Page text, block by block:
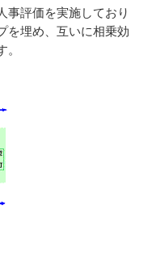
事評価を実施しており
を埋め、互いに相乗効